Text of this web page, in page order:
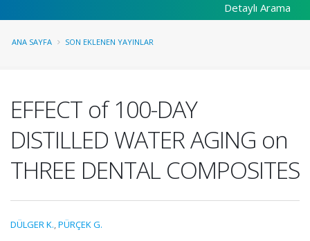
Detaylı Arama
ANA SAYFA SON EKLENEN YAYINLAR
EFFECT of 100-DAY
DISTILLED WATER AGING on
THREE DENTAL COMPOSITES
DÜLGER K.,PÜRÇEK G.